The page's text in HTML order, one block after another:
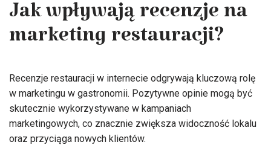
Jak wpływają recenzje na
marketing restauracji?
Recenzje restauracji w internecie odgrywają kluczową rolę
w marketingu w gastronomii. Pozytywne opinie mogą być
skutecznie wykorzystywane w kampaniach
marketingowych, co znacznie zwiększa widoczność lokalu
oraz przyciąga nowych klientów.